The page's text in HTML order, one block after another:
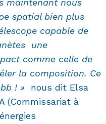
maintenant nous
spatial bien plus
capable de
une
comme celle de
la composition. Ce
! » nous dit Elsa
(Commissariat à